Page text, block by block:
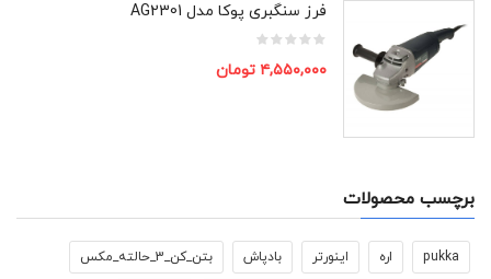
فرز سنگبری پوکا مدل AG2301
۴,۵۵۰,۰۰۰ تومان
برچسب محصولات
pukka اره اینورتر بادپاش بتن_کن_3_حالته_مکس